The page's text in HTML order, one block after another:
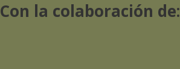
Con la colaboración de: